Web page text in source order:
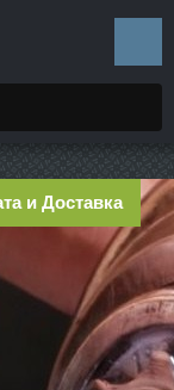
и Доставка